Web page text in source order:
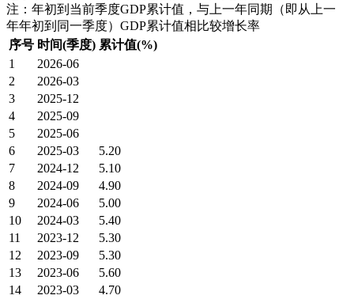
注：年初到当前季度GDP累计值，与上一年同期（即从上一
年年初到同一季度）GDP累计值相比较增长率
序号 时间(季度) 累计值(%)
1
2026-06
2
2026-03
3
2025-12
4
2025-09
5
2025-06
6
2025-03
5.20
7
2024-12
5.10
8
2024-09
4.90
9
2024-06
5.00
10
2024-03
5.40
11
2023-12
5.30
12
2023-09
5.30
13
2023-06
5.60
14
2023-03
4.70